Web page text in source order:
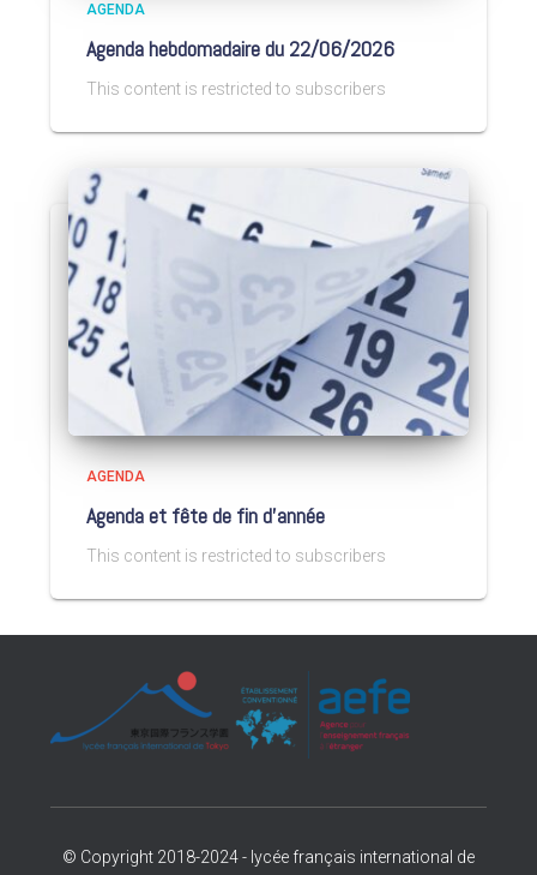
AGENDA
Agenda hebdomadaire du 22/06/2026
This content is restricted to subscribers
AGENDA
Agenda et fête de fin d’année
This content is restricted to subscribers
© Copyright 2018-2024 - lycée français international de